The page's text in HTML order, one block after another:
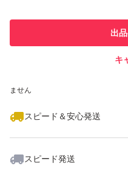
ません
スピード＆安心発送
スピード発送
出
キ